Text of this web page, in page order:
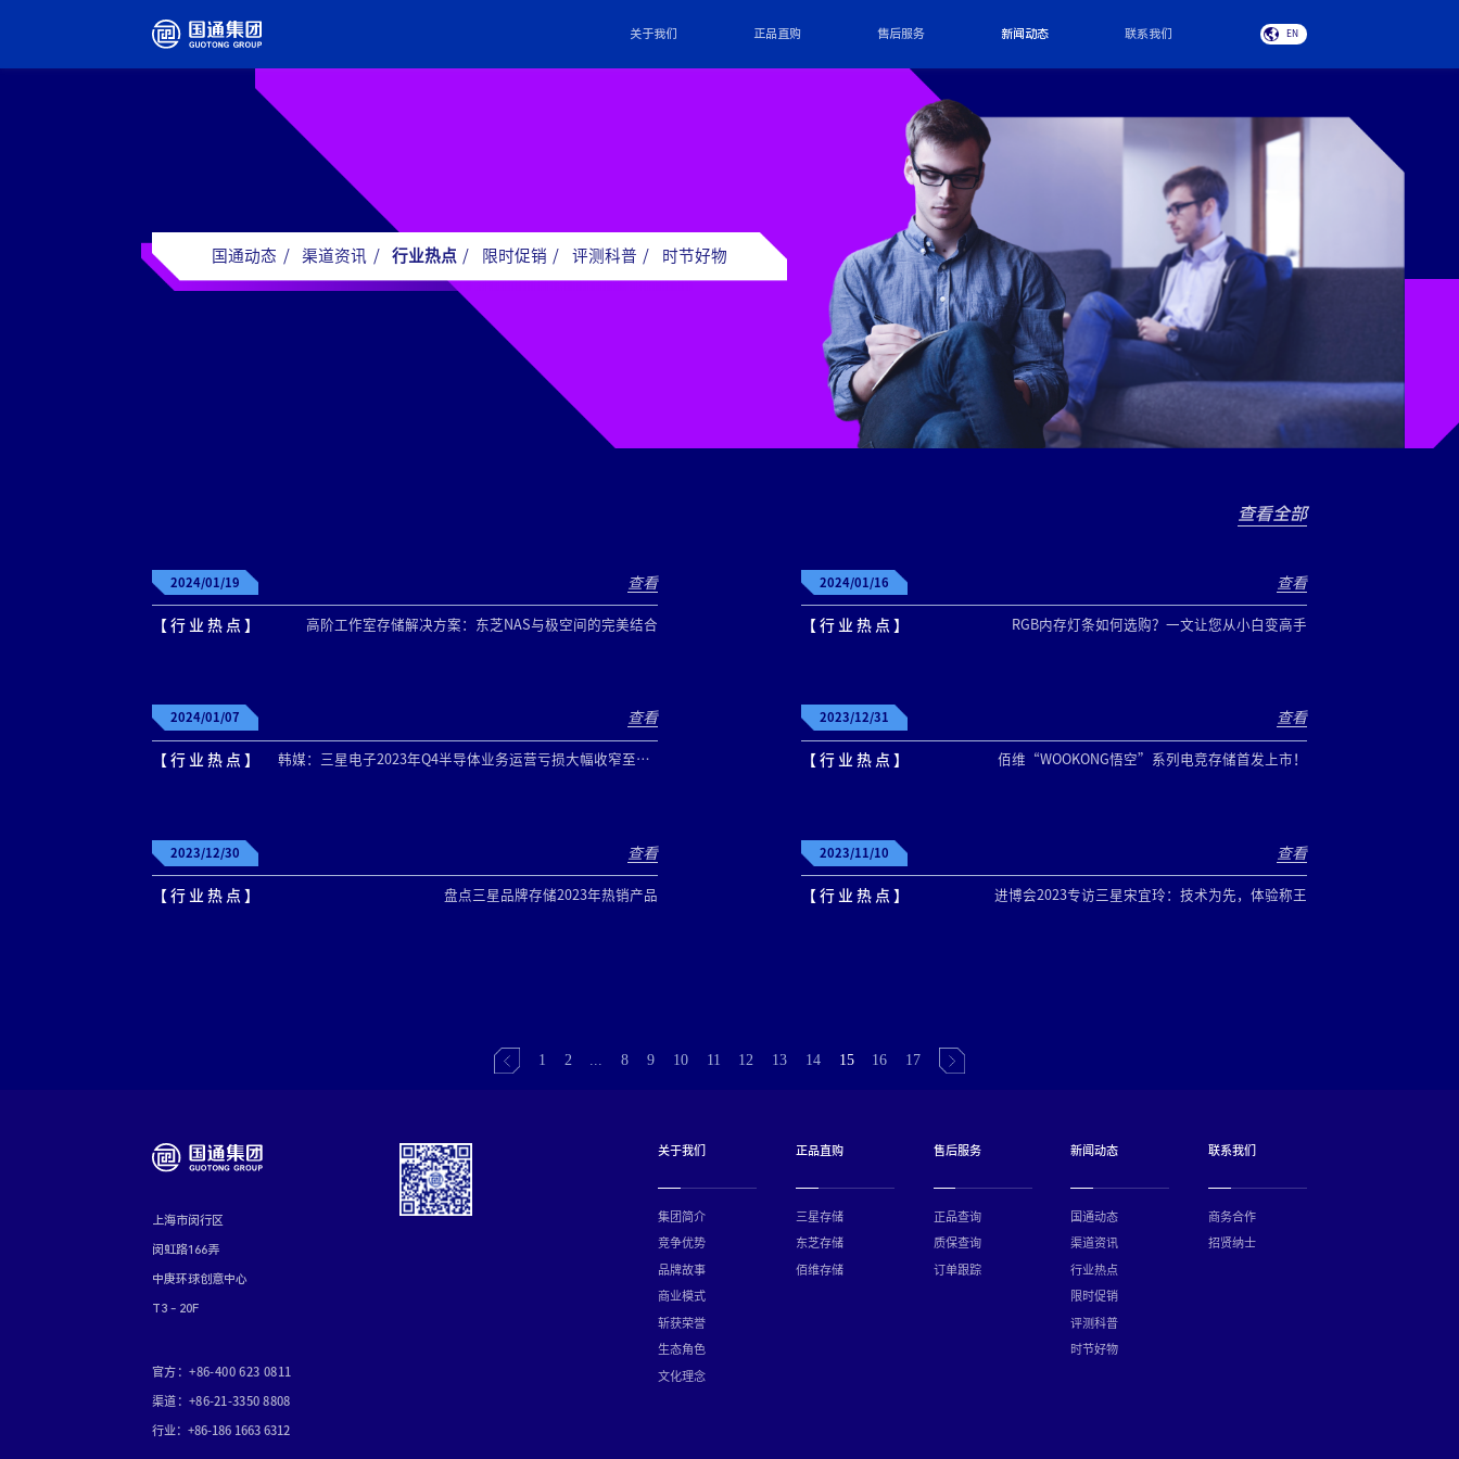
关于我们 正品直购 售后服务 新闻动态 联系我们 EN
国通动态 / 渠道资讯 / 行业热点 / 限时促销 / 评测科普 / 时节好物
查看全部
2024/01/19 查看
【 行 业 热 点 】 高阶工作室存储解决方案：东芝NAS与极空间的完美结合
2024/01/16 查看
【 行 业 热 点 】 RGB内存灯条如何选购？一文让您从小白变高手
2024/01/07 查看
【 行 业 热 点 】 韩媒：三星电子2023年Q4半导体业务运营亏损大幅收窄至7.6亿美元
2023/12/31 查看
【 行 业 热 点 】 佰维“WOOKONG悟空”系列电竞存储首发上市！
2023/12/30 查看
【 行 业 热 点 】 盘点三星品牌存储2023年热销产品
2023/11/10 查看
【 行 业 热 点 】 进博会2023专访三星宋宜玲：技术为先，体验称王
1 2 ... 8 9 10 11 12 13 14 15 16 17
上海市闵行区
闵虹路166弄
中庚环球创意中心
T3 - 20F
官方：+86-400 623 0811
渠道：+86-21-3350 8808
行业：+86-186 1663 6312
关于我们
集团简介
竞争优势
品牌故事
商业模式
斩获荣誉
生态角色
文化理念
正品直购
三星存储
东芝存储
佰维存储
售后服务
正品查询
质保查询
订单跟踪
新闻动态
国通动态
渠道资讯
行业热点
限时促销
评测科普
时节好物
联系我们
商务合作
招贤纳士